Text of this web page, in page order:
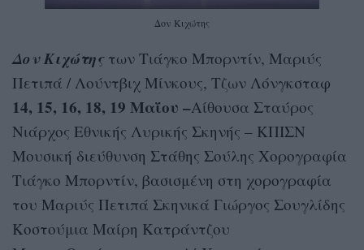
Δον Κιχώτης
Δον Κιχώτης των Τιάγκο Μπορντίν, Μαριύς
Πετιπά / Λούντβιχ Μίνκους, Τζων Λόνγκσταφ
14, 15, 16, 18, 19 Μαΐου –Αίθουσα Σταύρος
Νιάρχος Εθνικής Λυρικής Σκηνής – ΚΠΙΣΝ
Μουσική διεύθυνση Στάθης Σούλης Χορογραφία
Τιάγκο Μπορντίν, βασισμένη στη χορογραφία
του Μαριύς Πετιπά Σκηνικά Γιώργος Σουγλίδης
Κοστούμια Μαίρη Κατράντζου